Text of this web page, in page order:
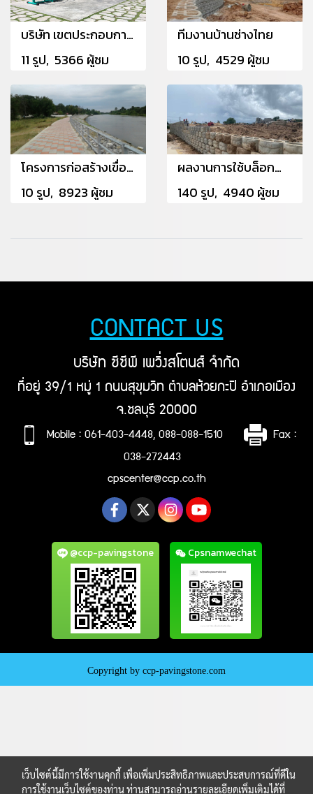
บริษัท เขตประกอบการอุตสาหกรรมฟอกหนัง กม34 จำกัด
11 รูป, 5366 ผู้ชม
ทีมงานบ้านช่างไทย
10 รูป, 4529 ผู้ชม
โครงการก่อสร้างเขื่อนป้องกันตลิ่ง อำเภอมัญจาคีรี จังหวัดขอนแก่น
10 รูป, 8923 ผู้ชม
ผลงานการใช้บล็อกกำแพงกันดิน (ขนาดใหญ่) CPS โครงการลานจอดรถ 55 ไร่ นิคมพัฒนา จังหวัดระยอง
140 รูป, 4940 ผู้ชม
CONTACT US
บริษัท ซีซีพี เพวิ่งสโตนส์ จำกัด
ที่อยู่ 39/1 หมู่ 1 ถนนสุขุมวิท ตำบลห้วยกะปิ อำเภอเมือง
จ.ชลบุรี 20000
Mobile : 061-403-4448, 088-088-1510 Fax :
038-272443
cpscenter@ccp.co.th
@ccp-pavingstone Cpsnamwechat
Copyright by ccp-pavingstone.com
เว็บไซต์นี้มีการใช้งานคุกกี้ เพื่อเพิ่มประสิทธิภาพและประสบการณ์ที่ดีใน
การใช้งานเว็บไซต์ของท่าน ท่านสามารถอ่านรายละเอียดเพิ่มเติมได้ที่